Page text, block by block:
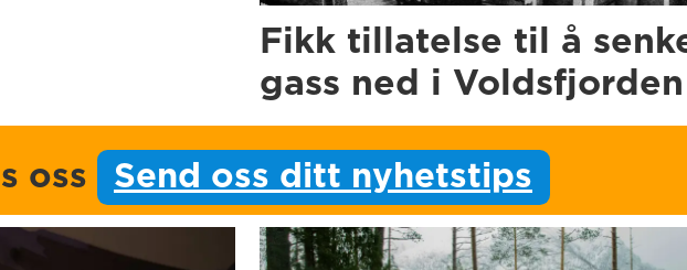
Fikk tillatelse til å
gass ned i Voldsfjorden
oss Send oss ditt nyhetstips